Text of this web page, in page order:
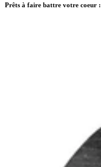
Prêts à faire battre votre coeur :